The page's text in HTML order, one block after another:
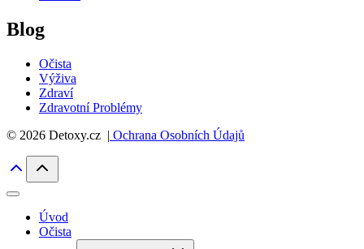
Blog
Očista
Výživa
Zdraví
Zdravotní Problémy
© 2026 Detoxy.cz | Ochrana Osobních Údajů
Úvod
Očista